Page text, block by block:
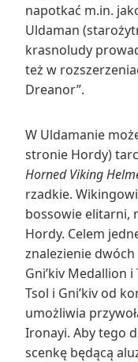
napotkać m.in.
Uldaman
krasnoludy
też w
Dreanor”.
W Uldamanie
stronie Hordy)
Horned Viking
rzadkie.
bossowie elitarni,
Hordy. Celem
znalezienie
Gni’kiv Medallion
Tsol i Gni’kiv od
umożliwia
Ironayi. Aby tego
scenkę będącą